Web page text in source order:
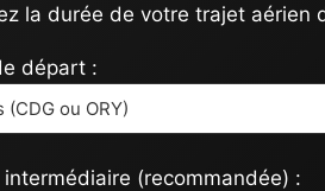
la durée de votre trajet aérien
départ :
intermédiaire (recommandée) :